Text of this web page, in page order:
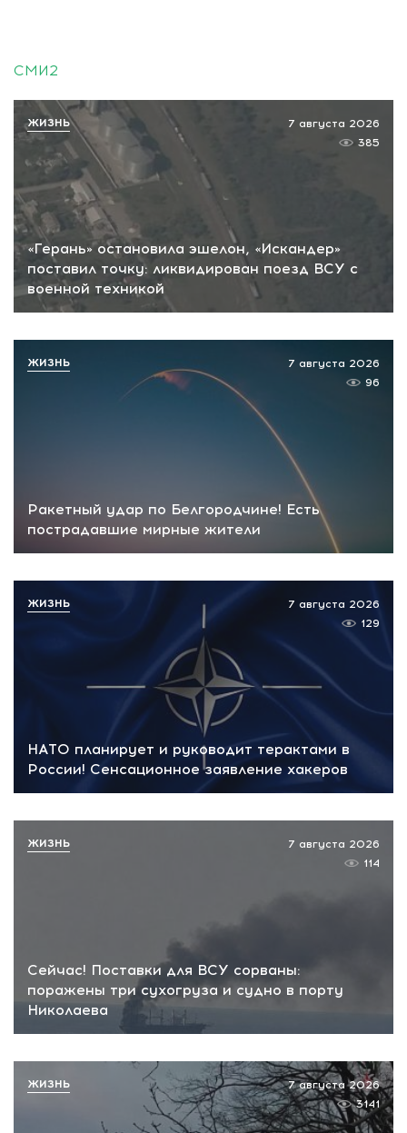
СМИ2
«Герань» остановила эшелон, «Искандер»
поставил точку: ликвидирован поезд ВСУ с
военной техникой
7 августа 2026
385
ЖИЗНЬ
Ракетный удар по Белгородчине! Есть
пострадавшие мирные жители
7 августа 2026
96
ЖИЗНЬ
НАТО планирует и руководит терактами в
России! Сенсационное заявление хакеров
7 августа 2026
129
ЖИЗНЬ
Сейчас! Поставки для ВСУ сорваны:
поражены три сухогруза и судно в порту
Николаева
7 августа 2026
114
ЖИЗНЬ
7 августа 2026
3141
ЖИЗНЬ